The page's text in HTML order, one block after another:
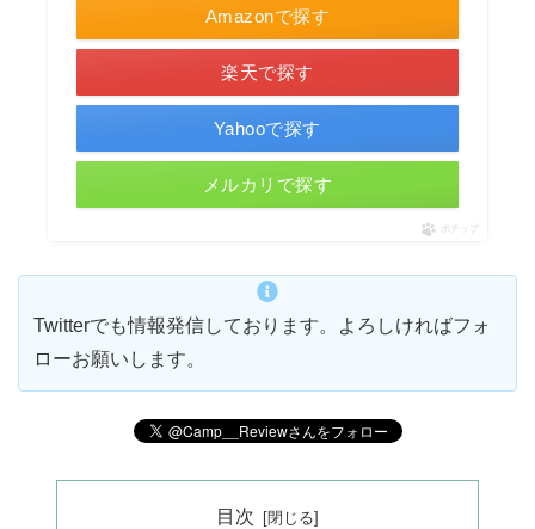
Amazonで探す
楽天で探す
Yahooで探す
メルカリで探す
ポチップ
Twitterでも情報発信しております。よろしければフォ
ローお願いします。
目次